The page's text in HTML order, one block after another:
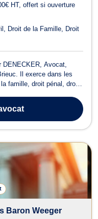
HT, offert si ouverture
Droit de la Famille
Droit
DENECKER, Avocat,
Il exerce dans les
famille, droit pénal, droit
opère en droit de la
Baron Weeger